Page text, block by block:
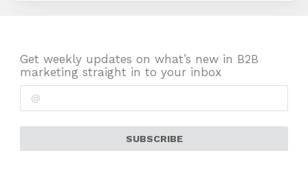
Get weekly updates on what’s new in B2B
marketing straight in to your inbox
SUBSCRIBE